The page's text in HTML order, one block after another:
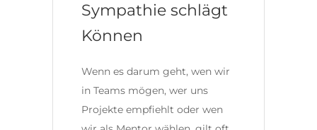
Sympathie schlägt
Können
Wenn es darum geht, wen wir
in Teams mögen, wer uns
Projekte empfiehlt oder wen